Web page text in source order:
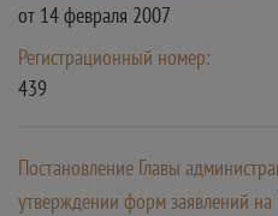
от 14 февраля 2007
Регистрационный номер:
439
Постановление Главы
утверждении форм заявлений